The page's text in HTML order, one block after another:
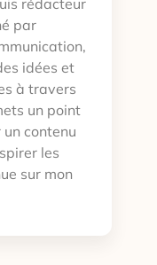
par
idées et
à travers
un point
contenu
les
sur mon